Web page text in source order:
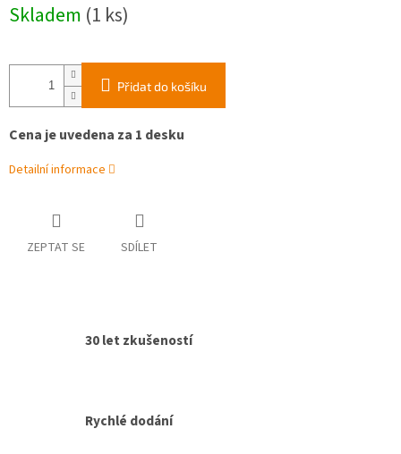
cena:
Skladem (1 ks)
Přidat do košíku
Cena je uvedena za 1 desku
Detailní informace
ZEPTAT SE SDÍLET
30 let zkušeností
Rychlé dodání